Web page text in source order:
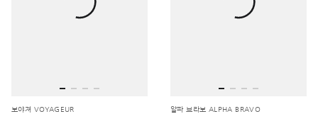
보야져 VOYAGEUR 알파 브라보 ALPHA BRAVO